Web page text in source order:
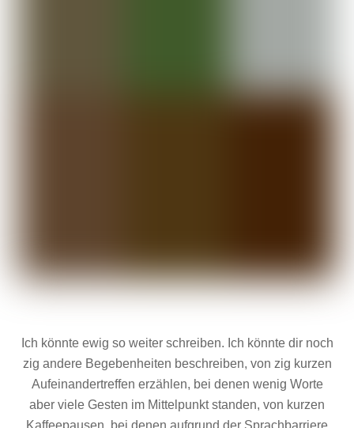
Ich könnte ewig so weiter schreiben. Ich könnte dir noch
zig andere Begebenheiten beschreiben, von zig kurzen
Aufeinandertreffen erzählen, bei denen wenig Worte
aber viele Gesten im Mittelpunkt standen, von kurzen
Kaffeepausen, bei denen aufgrund der Sprachbarriere